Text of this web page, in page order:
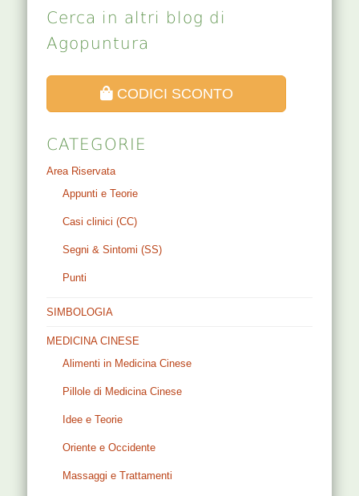
Cerca in altri blog di
Agopuntura
CODICI SCONTO
CATEGORIE
Area Riservata
Appunti e Teorie
Casi clinici (CC)
Segni & Sintomi (SS)
Punti
SIMBOLOGIA
MEDICINA CINESE
Alimenti in Medicina Cinese
Pillole di Medicina Cinese
Idee e Teorie
Oriente e Occidente
Massaggi e Trattamenti